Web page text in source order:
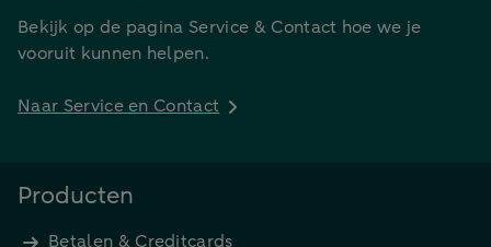
Bekijk op de pagina Service & Contact hoe we je
vooruit kunnen helpen.
Naar Service en Contact
Producten
Betalen & Creditcards